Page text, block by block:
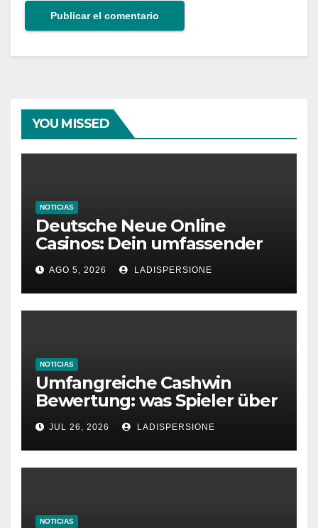
YOU MISSED
NOTICIAS
Deutsche Neue Online
Casinos: Dein umfassender
Ratgeber für moderne
Glücksspielplattformen
AGO 5, 2026 LADISPERSIONE
NOTICIAS
Umfangreiche Cashwin
Bewertung: was Spieler über
dieses Casino denken
JUL 26, 2026 LADISPERSIONE
NOTICIAS